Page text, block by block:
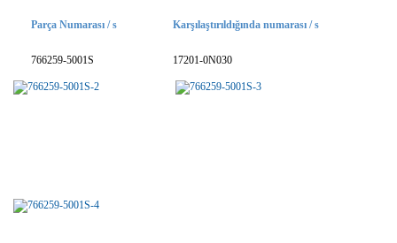
Parça Numarası / s
766259-5001S
Karşılaştırıldığında numarası / s
17201-0N030